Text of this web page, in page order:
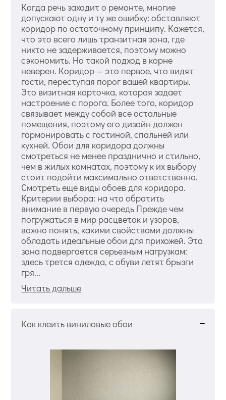
Когда речь заходит о ремонте, многие
допускают одну и ту же ошибку: обставляют
коридор по остаточному принципу. Кажется,
что это всего лишь транзитная зона, где
никто не задерживается, поэтому можно
сэкономить. Но такой подход в корне
неверен. Коридор — это первое, что видят
гости, переступая порог вашей квартиры.
Это визитная карточка, которая задает
настроение с порога. Более того, коридор
связывает между собой все остальные
помещения, поэтому его дизайн должен
гармонировать с гостиной, спальней или
кухней. Обои для коридора должны
смотреться не менее празднично и стильно,
чем в жилых комнатах, поэтому к их выбору
стоит подойти максимально ответственно.
Смотреть еще виды обоев для коридора.
Критерии выбора: на что обратить
внимание в первую очередь Прежде чем
погружаться в мир расцветок и узоров,
важно понять, какими свойствами должны
обладать идеальные обои для прихожей. Эта
зона подвергается серьезным нагрузкам:
здесь трется одежда, с обуви летят брызги
гря...
Читать дальше
Как клеить виниловые обои